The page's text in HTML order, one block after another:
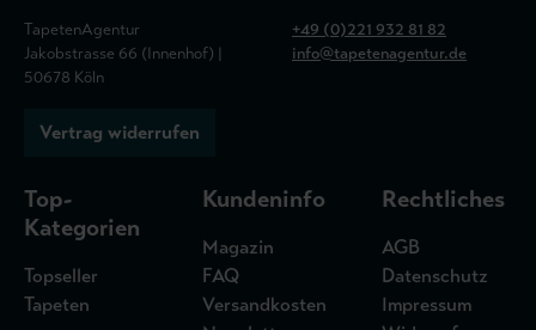
TapetenAgentur
Jakobstrasse 66 (Innenhof) |
50678 Köln
+49 (0)221 932 81 82
info@tapetenagentur.de
Vertrag widerrufen
Top-
Kategorien
Topseller
Tapeten
Kundeninfo
Magazin
FAQ
Versandkosten
Rechtliches
AGB
Datenschutz
Impressum